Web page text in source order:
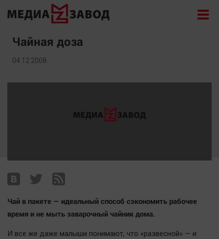
Новости
Курилка
Поиск
Архив
Чайная доза
04.12.2008
Чай в пакете — идеальный способ сэкономить рабочее
время и не мыть заварочный чайник дома.
И все же даже малыши понимают, что «развесной» — и